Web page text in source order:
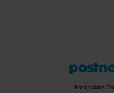
Postpakke